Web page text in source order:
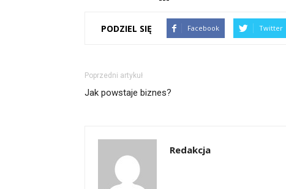
PODZIEL SIĘ Facebook Twitter
Poprzedni artykuł
Jak powstaje biznes?
Redakcja